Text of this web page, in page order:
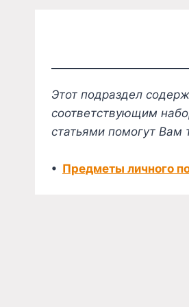
Этот подраздел
соответствующим
статьями помогут Вам
• Предметы личного